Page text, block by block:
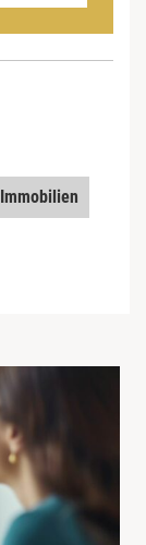
Immobilien